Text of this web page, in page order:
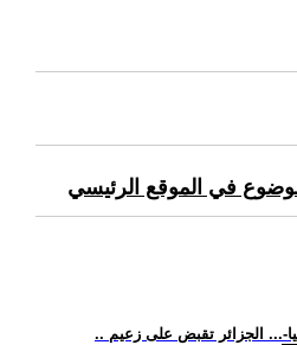
في الموقع الرئيسي
... الجزائر تقبض على زعيم